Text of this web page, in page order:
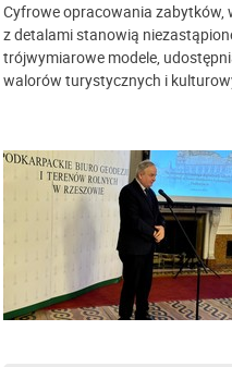
Cyfrowe opracowania zabytków,
z detalami stanowią
trójwymiarowe modele,
walorów turystycznych i